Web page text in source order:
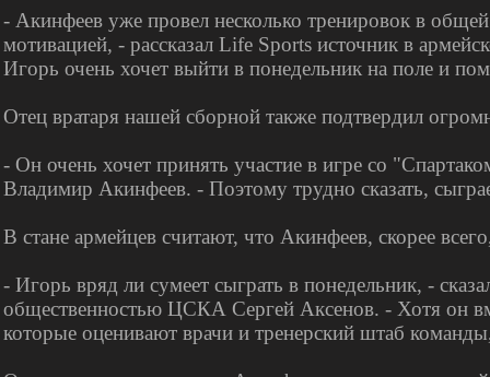
- Акинфеев уже провел несколько тренировок в
мотивацией, - рассказал Life Sports источник в
Игорь очень хочет выйти в понедельник на поле и
Отец вратаря нашей сборной также подтвердил
- Он очень хочет принять участие в игре со
Владимир Акинфеев. - Поэтому трудно сказать,
В стане армейцев считают, что Акинфеев, скорее
- Игорь вряд ли сумеет сыграть в понедельник, -
общественностью ЦСКА Сергей Аксенов. - Хотя он
которые оценивают врачи и тренерский штаб